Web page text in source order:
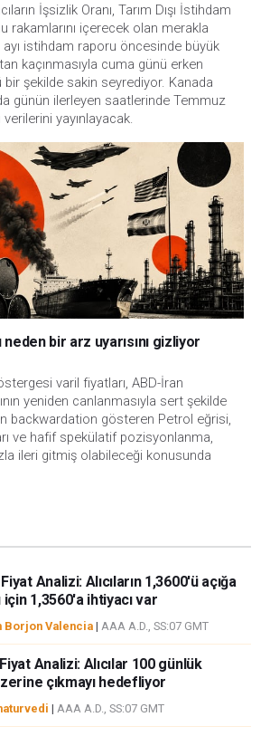
İşsizlik Oranı, Tarım Dışı İstihdam
rakamlarını içerecek olan merakla
istihdam raporu öncesinde büyük
kaçınmasıyla cuma günü erken
şekilde sakin seyrediyor. Kanada
günün ilerleyen saatlerinde Temmuz
verilerini yayınlayacak.
neden bir arz uyarısını gizliyor
varil fiyatları, ABD-İran
yeniden canlanmasıyla sert şekilde
backwardation gösteren Petrol eğrisi,
ve hafif spekülatif pozisyonlanma,
ileri gitmiş olabileceği konusunda
Analizi: Alıcıların 1,3600'ü açığa
için 1,3560'a ihtiyacı var
Borjon Valencia| AAA A.D., SS:07 GMT
Analizi: Alıcılar 100 günlük
çıkmayı hedefliyor
| AAA A.D., SS:07 GMT